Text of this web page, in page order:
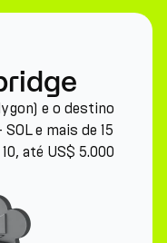
e o destino
e mais de 15
até US$ 5.000